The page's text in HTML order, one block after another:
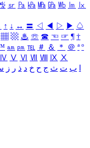
㏛ ㎩ ㎪ ㎫ ㎬ ㏝ ㏐
㏓
↑ ↓ ↔ 〓 ◁ ◀ ▷ ▶ ♤
▦ ▩ ♨ ☏ ☎ ☜ ☞ ¶ †
㏂ ㏘ ℡ ＃ ＆ ＊ ＠ ª º
Ⅳ Ⅴ Ⅵ Ⅶ Ⅷ Ⅸ Ⅹ
ب ت ث ج ح خ د ذ ر ز